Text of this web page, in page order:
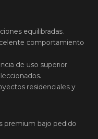
equilibradas.
comportamiento
de uso superior.
residenciales y
premium bajo pedido